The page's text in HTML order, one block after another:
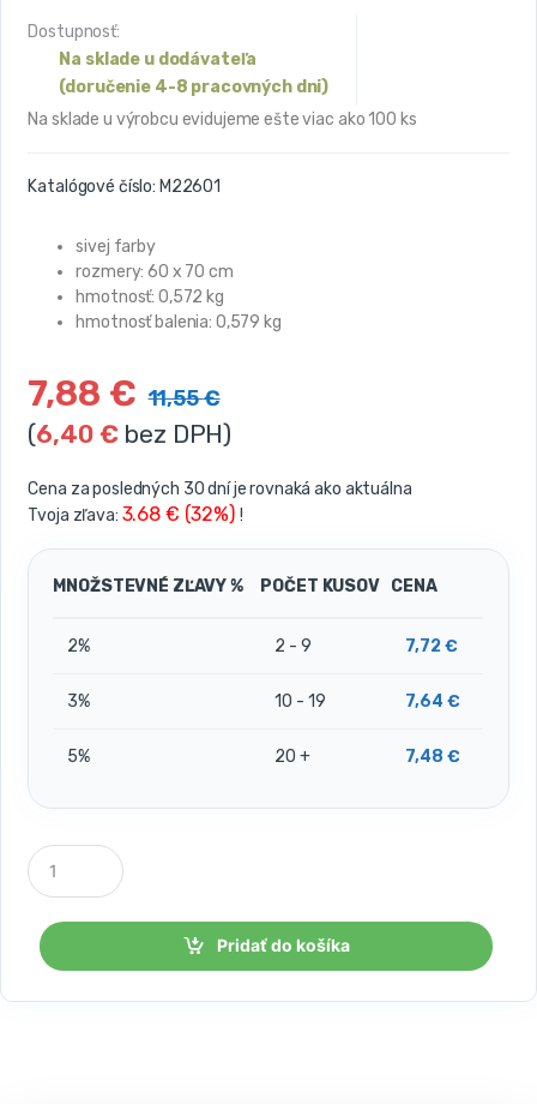
Dostupnosť:
Na sklade u dodávateľa
(doručenie 4-8 pracovných dni)
Na sklade u výrobcu evidujeme ešte viac ako 100 ks
Katalógové číslo: M22601
sivej farby
rozmery: 60 x 70 cm
hmotnosť: 0,572 kg
hmotnosť balenia: 0,579 kg
7,88 € 11,55€
(6,40 € bez DPH)
Cena za posledných 30 dní je rovnaká ako aktuálna
Tvoja zľava: 3.68 € (32%) !
MNOŽSTEVNÉ ZĽAVY % POČET KUSOV CENA
2% 2 - 9 7,72€
3% 10 - 19 7,64 €
5% 20 + 7,48 €
P
o
č
s
Pridať do košíka